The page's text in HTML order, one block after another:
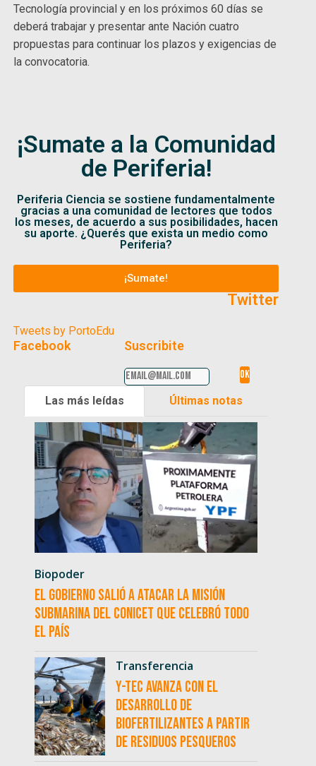
Tecnología provincial y en los próximos 60 días se
deberá trabajar y presentar ante Nación cuatro
propuestas para continuar los plazos y exigencias de
la convocatoria.
¡Sumate a la Comunidad
de Periferia!
Periferia Ciencia se sostiene fundamentalmente
gracias a una comunidad de lectores que todos
los meses, de acuerdo a sus posibilidades, hacen
su aporte. ¿Querés que exista un medio como
Periferia?
¡Sumate!
Twitter
Tweets by PortoEdu
Facebook Suscribite
Las más leídas Últimas notas
Biopoder
El Gobierno salió a atacar la misión
submarina del CONICET que celebró todo
el país
Transferencia
Y-TEC avanza con el
desarrollo de
biofertilizantes a partir
de residuos pesqueros